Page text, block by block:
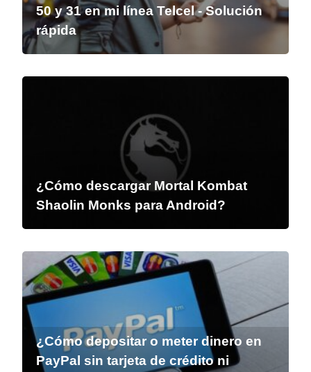
50 y 31 en mi línea Telcel - Solución
rápida
¿Cómo descargar Mortal Kombat
Shaolin Monks para Android?
¿Cómo depositar o meter dinero en
PayPal sin tarjeta de crédito ni